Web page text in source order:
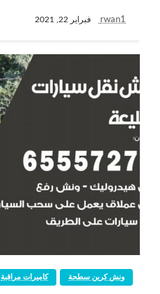
rwan1 فبراير 22, 2021
كاميرات مراقبة ونش كرين سطحة